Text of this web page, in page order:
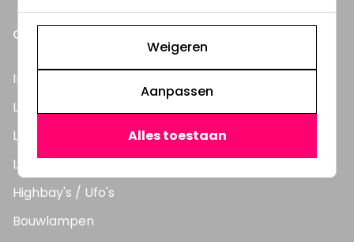
ONZE PRODUCTEN
Inbouwspots
LED Lampen
LED TL Buizen
LED Panelen
Highbay's / Ufo's
Bouwlampen
Weigeren
Aanpassen
Alles toestaan